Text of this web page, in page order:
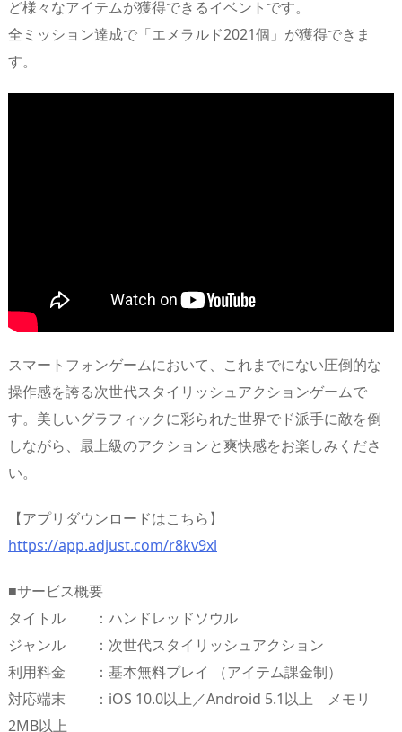
ど様々なアイテムが獲得できるイベントです。
全ミッション達成で「エメラルド2021個」が獲得できま
す。
スマートフォンゲームにおいて、これまでにない圧倒的な
操作感を誇る次世代スタイリッシュアクションゲームで
す。美しいグラフィックに彩られた世界でド派⼿に敵を倒
しながら、最上級のアクションと爽快感をお楽しみくださ
い。
【アプリダウンロードはこちら】
https://app.adjust.com/r8kv9xl
■サービス概要
タイトル ：ハンドレッドソウル
ジャンル ：次世代スタイリッシュアクション
利⽤料⾦ ：基本無料プレイ （アイテム課⾦制）
対応端末 ：iOS 10.0以上／Android 5.1以上 メモリ
2MB以上